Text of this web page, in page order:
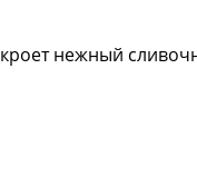
нежный